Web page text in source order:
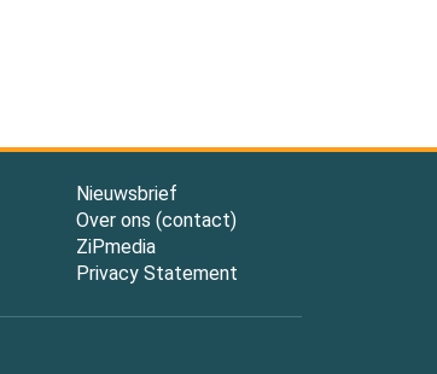
Nieuwsbrief
Over ons (contact)
ZiPmedia
Privacy Statement